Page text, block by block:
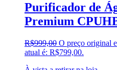
Purificador de
Premium
R$999,00 O preço original
atual é: R$799,00.